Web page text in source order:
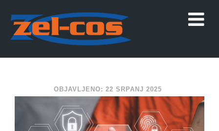
OBJAVLJENO: 22 SRPANJ 2025